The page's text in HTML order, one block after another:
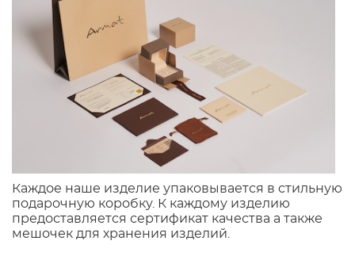
Каждое наше изделие упаковывается в стильную
подарочную коробку. К каждому изделию
предоставляется сертификат качества а также
мешочек для хранения изделий.